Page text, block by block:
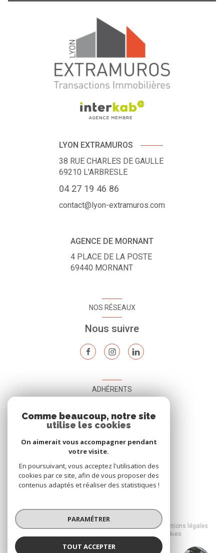
LYON EXTRAMUROS
38 RUE CHARLES DE GAULLE
69210 L'ARBRESLE
04 27 19 46 86
contact@lyon-extramuros.com
AGENCE DE MORNANT
4 PLACE DE LA POSTE
69440 MORNANT
NOS RÉSEAUX
Nous suivre
ADHÉRENTS
Nous adhérons
Mentions légales
Cookies
Comme beaucoup, notre site
utilise les cookies
On aimerait vous accompagner pendant
votre visite.
En poursuivant, vous acceptez l'utilisation des
cookies par ce site, afin de vous proposer des
contenus adaptés et réaliser des statistiques !
PARAMÉTRER
TOUT ACCEPTER